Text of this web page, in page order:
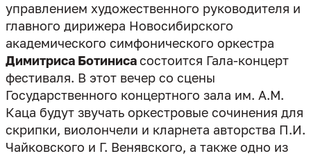
управлением художественного руководителя и
главного дирижера Новосибирского
академического симфонического оркестра
Димитриса Ботинисасостоится Гала-концерт
фестиваля. В этот вечер со сцены
Государственного концертного зала им. А.М.
Каца будут звучать оркестровые сочинения для
скрипки, виолончели и кларнета авторства П.И.
Чайковского и Г. Венявского, а также одно из